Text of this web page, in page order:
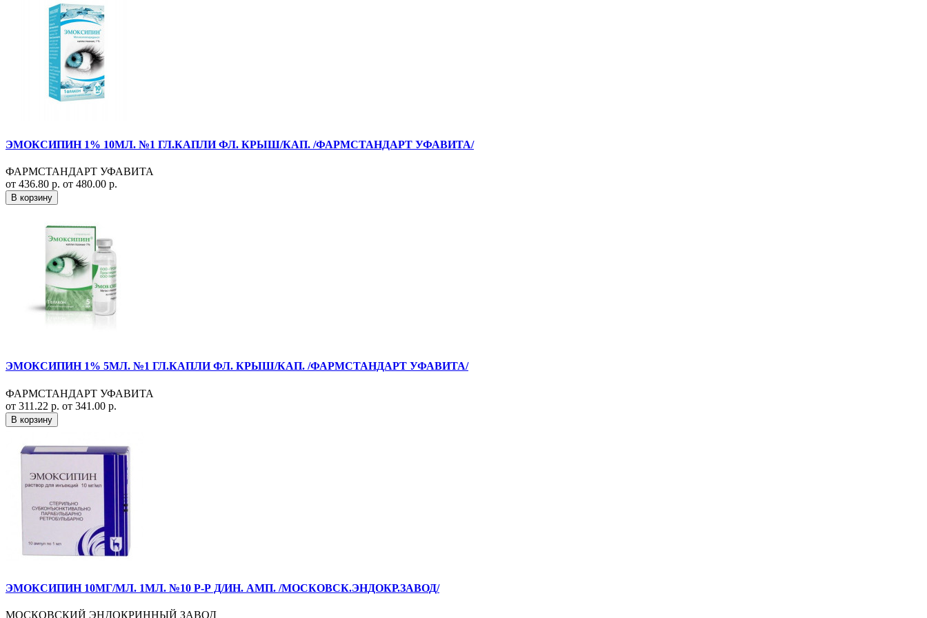
ЭМОКСИПИН 1% 10МЛ. №1 ГЛ.КАПЛИ ФЛ. КРЫШ/КАП. /ФАРМСТАНДАРТ УФАВИТА/
ФАРМСТАНДАРТ УФАВИТА
от 436.80 р. от 480.00 р.
В корзину
ЭМОКСИПИН 1% 5МЛ. №1 ГЛ.КАПЛИ ФЛ. КРЫШ/КАП. /ФАРМСТАНДАРТ УФАВИТА/
ФАРМСТАНДАРТ УФАВИТА
от 311.22 р. от 341.00 р.
В корзину
ЭМОКСИПИН 10МГ/МЛ. 1МЛ. №10 Р-Р Д/ИН. АМП. /МОСКОВСК.ЭНДОКР.ЗАВОД/
МОСКОВСКИЙ ЭНДОКРИННЫЙ ЗАВОД